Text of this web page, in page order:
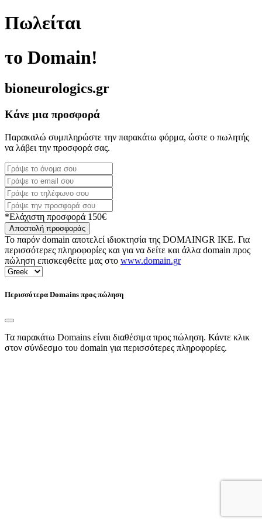
Πωλείται
το Domain!
bioneurologics.gr
Κάνε μια προσφορά
Παρακαλώ συμπληρώστε την παρακάτω φόρμα, ώστε ο πωλητής
να λάβει την προσφορά σας.
*Ελάχιστη προσφορά 150€
Αποστολή προσφοράς
Το παρόν domain αποτελεί ιδιοκτησία της DOMAINGR ΙΚΕ. Για
περισσότερες πληροφορίες και για να δείτε και άλλα domain προς
πώληση επισκεφθείτε μας στο www.domain.gr
Περισσότερα Domains προς πώληση
Τα παρακάτω Domains είναι διαθέσιμα προς πώληση. Κάντε κλικ
στον σύνδεσμο του domain για περισσότερες πληροφορίες.